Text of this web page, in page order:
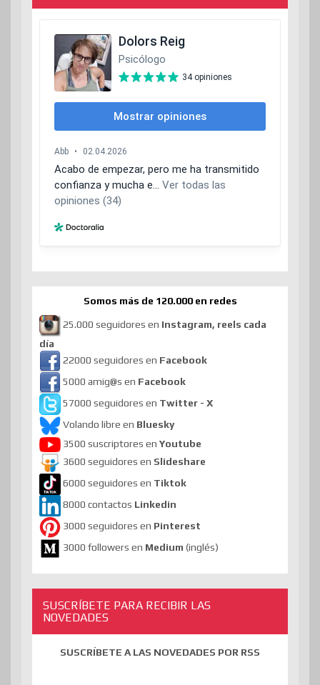
Somos más de 120.000 en redes
25.000 seguidores en Instagram, reels cada
día
22000 seguidores en Facebook
5000 amig@s en Facebook
57000 seguidores en Twitter - X
Volando libre en Bluesky
3500 suscriptores en Youtube
3600 seguidores en Slideshare
6000 seguidores en Tiktok
8000 contactos Linkedin
3000 seguidores en Pinterest
3000 followers en Medium (inglés)
SUSCRÍBETE PARA RECIBIR LAS
NOVEDADES
SUSCRÍBETE A LAS NOVEDADES POR RSS